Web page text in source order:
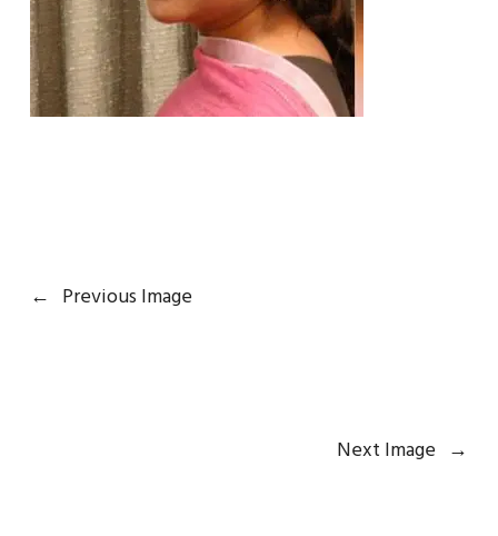
← Previous Image
Next Image →